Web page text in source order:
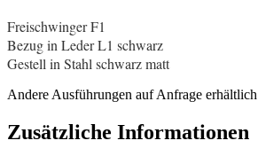
Freischwinger F1
Bezug in Leder L1 schwarz
Gestell in Stahl schwarz matt
Andere Ausführungen auf Anfrage erhältlich
Zusätzliche Informationen